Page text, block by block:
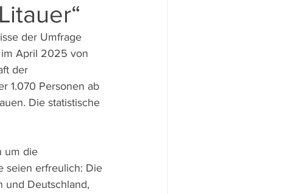
der Umfrage
im April 2025 von
der
1.070 Personen ab
Die statistische
um die
seien erfreulich: Die
und Deutschland,